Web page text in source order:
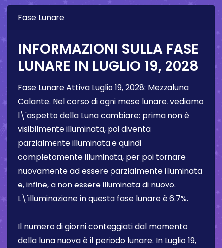
Fase Lunare
INFORMAZIONI SULLA FASE
LUNARE IN LUGLIO 19, 2028
Fase Lunare Attiva Luglio 19, 2028: Mezzaluna
Calante. Nel corso di ogni mese lunare, vediamo
l\'aspetto della Luna cambiare: prima non è
visibilmente illuminata, poi diventa
parzialmente illuminata e quindi
completamente illuminata, per poi tornare
nuovamente ad essere parzialmente illuminata
e, infine, a non essere illuminata di nuovo.
L\'illuminazione in questa fase lunare è6.7%.
Il numero di giorni conteggiati dal momento
della luna nuova è il periodo lunare. In Luglio 19,